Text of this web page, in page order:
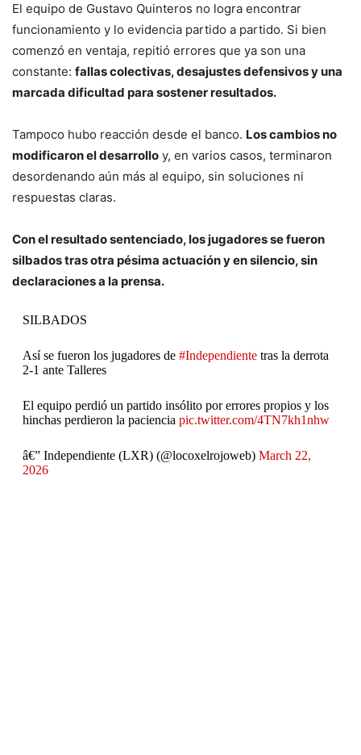
El equipo de Gustavo Quinteros no logra encontrar
funcionamiento y lo evidencia partido a partido. Si bien
comenzó en ventaja, repitió errores que ya son una
constante: fallas colectivas, desajustes defensivos y una
marcada dificultad para sostener resultados.
Tampoco hubo reacción desde el banco. Los cambios no
modificaron el desarrollo y, en varios casos, terminaron
desordenando aún más al equipo, sin soluciones ni
respuestas claras.
Con el resultado sentenciado, los jugadores se fueron
silbados tras otra pésima actuación y en silencio, sin
declaraciones a la prensa.
SILBADOS
Así se fueron los jugadores de #Independientetras la derrota
2-1 ante Talleres
El equipo perdió un partido insólito por errores propios y los
hinchas perdieron la paciencia pic.twitter.com/4TN7kh1nhw
â€” Independiente (LXR) (@locoxelrojoweb) March 22,
2026